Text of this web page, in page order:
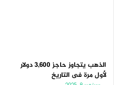
الذهب يتجاوز حاجز 3,600 دولار
لأول مرة فى التاريخ